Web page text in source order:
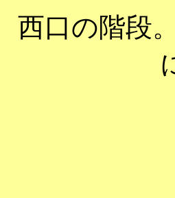
西口の階段